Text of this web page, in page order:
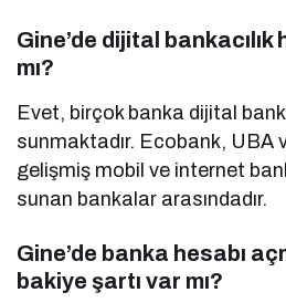
Gine’de dijital bankacılık
mı?
Evet, birçok banka dijital
sunmaktadır. Ecobank, UBA
gelişmiş mobil ve internet
sunan bankalar arasındadır.
Gine’de banka hesabı
bakiye şartı var mı?